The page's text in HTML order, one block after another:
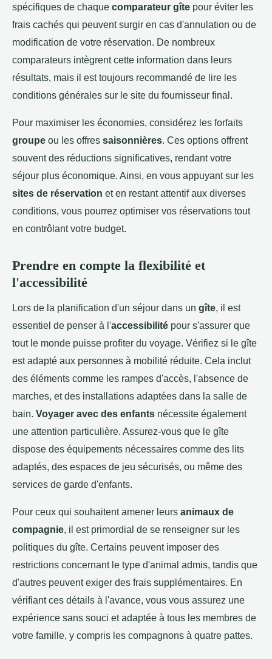
spécifiques de chaque comparateur gîte pour éviter les
frais cachés qui peuvent surgir en cas d'annulation ou de
modification de votre réservation. De nombreux
comparateurs intègrent cette information dans leurs
résultats, mais il est toujours recommandé de lire les
conditions générales sur le site du fournisseur final.
Pour maximiser les économies, considérez les forfaits
groupe ou les offres saisonnières. Ces options offrent
souvent des réductions significatives, rendant votre
séjour plus économique. Ainsi, en vous appuyant sur les
sites de réservation et en restant attentif aux diverses
conditions, vous pourrez optimiser vos réservations tout
en contrôlant votre budget.
Prendre en compte la flexibilité et
l'accessibilité
Lors de la planification d'un séjour dans un gîte, il est
essentiel de penser à l'accessibilité pour s'assurer que
tout le monde puisse profiter du voyage. Vérifiez si le gîte
est adapté aux personnes à mobilité réduite. Cela inclut
des éléments comme les rampes d'accès, l'absence de
marches, et des installations adaptées dans la salle de
bain. Voyager avec des enfants nécessite également
une attention particulière. Assurez-vous que le gîte
dispose des équipements nécessaires comme des lits
adaptés, des espaces de jeu sécurisés, ou même des
services de garde d'enfants.
Pour ceux qui souhaitent amener leurs animaux de
compagnie, il est primordial de se renseigner sur les
politiques du gîte. Certains peuvent imposer des
restrictions concernant le type d'animal admis, tandis que
d'autres peuvent exiger des frais supplémentaires. En
vérifiant ces détails à l'avance, vous vous assurez une
expérience sans souci et adaptée à tous les membres de
votre famille, y compris les compagnons à quatre pattes.